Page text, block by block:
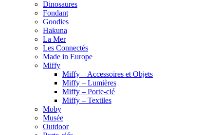
Dinosaures
Fondant
Goodies
Hakuna
La Mer
Les Connectés
Made in Europe
Miffy
Miffy – Accessoires et Objets
Miffy – Lumières
Miffy – Porte-clé
Miffy – Textiles
Moby
Musée
Outdoor